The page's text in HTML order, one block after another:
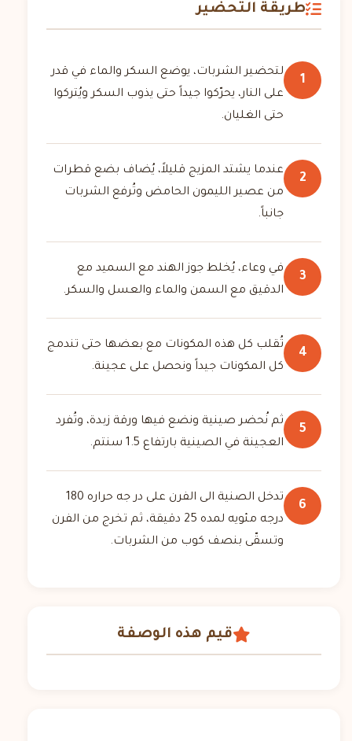
طريقة التحضير
1
لتحضير الشربات، يوضع السكر والماء في قدر
على النار، يحرّكوا جيداً حتى يذوب السكر ويُتركوا
حتى الغليان.
2
عندما يشتد المزيج قليلاً، يُضاف بضع قطرات
من عصير الليمون الحامض وتُرفع الشربات
جانباً.
3
في وعاء، يُخلط جوز الهند مع السميد مع
الدقيق مع السمن والماء والعسل والسكر.
4
تُقلب كل هذه المكونات مع بعضها حتى تندمج
كل المكونات جيداً ونحصل على عجينة.
5
ثم نُحضر صينية ونضع فيها ورقة زبدة، وتُفرد
العجينة في الصينية بارتفاع 1.5 سنتم.
6
تدخل الصنية الى الفرن على در جه حراره 180
درجه مئويه لمده 25 دقيقة، ثم تخرج من الفرن
وتسقّى بنصف كوب من الشربات.
قيم هذه الوصفة